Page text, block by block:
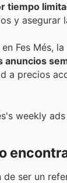
tiempo
y asegurar
Fes Més,
anuncios
a precios
weekly
de ser un